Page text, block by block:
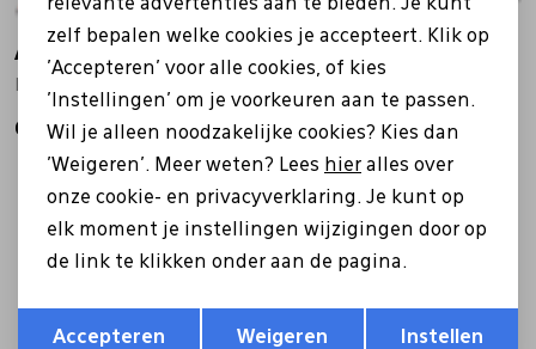
Aetrex
69,95 69,95
Terug Opslaan
relevante advertenties aan te bieden. Je kunt
zelf bepalen welke cookies je accepteert. Klik op
'Accepteren' voor alle cookies, of kies
'Instellingen' om je voorkeuren aan te passen.
Wil je alleen noodzakelijke cookies? Kies dan
'Weigeren'. Meer weten? Lees hier alles over
onze cookie- en privacyverklaring. Je kunt op
elk moment je instellingen wijzigingen door op
de link te klikken onder aan de pagina.
Accepteren Weigeren Instellen